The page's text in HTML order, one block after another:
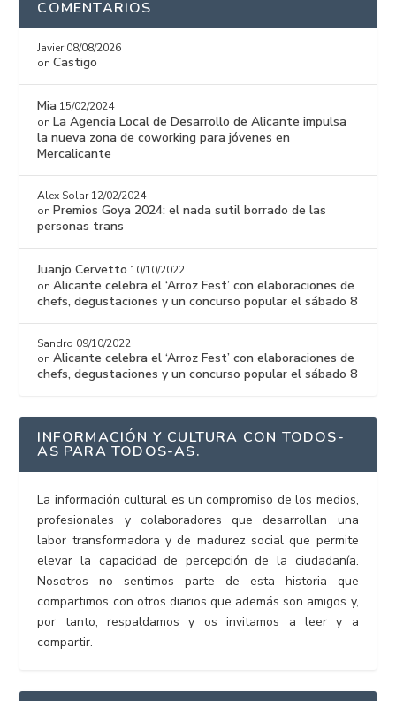
COMENTARIOS
Javier 08/08/2026
onCastigo
Mia 15/02/2024
onLa Agencia Local de Desarrollo de Alicante impulsa
la nueva zona de coworking para jóvenes en
Mercalicante
Alex Solar 12/02/2024
onPremios Goya 2024: el nada sutil borrado de las
personas trans
Juanjo Cervetto 10/10/2022
onAlicante celebra el ‘Arroz Fest’ con elaboraciones de
chefs, degustaciones y un concurso popular el sábado 8
Sandro 09/10/2022
onAlicante celebra el ‘Arroz Fest’ con elaboraciones de
chefs, degustaciones y un concurso popular el sábado 8
INFORMACIÓN Y CULTURA CON TODOS-
AS PARA TODOS-AS.
La información cultural es un compromiso de los medios,
profesionales y colaboradores que desarrollan una
labor transformadora y de madurez social que permite
elevar la capacidad de percepción de la ciudadanía.
Nosotros no sentimos parte de esta historia que
compartimos con otros diarios que además son amigos y,
por tanto, respaldamos y os invitamos a leer y a
compartir.